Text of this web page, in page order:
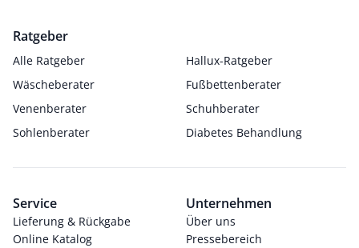
Ratgeber
Alle Ratgeber
Hallux-Ratgeber
Wäscheberater
Fußbettenberater
Venenberater
Schuhberater
Sohlenberater
Diabetes Behandlung
Service
Lieferung & Rückgabe
Online Katalog
Unternehmen
Über uns
Pressebereich